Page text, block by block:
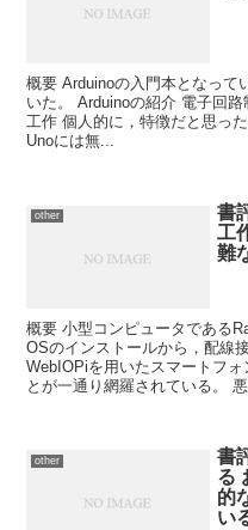
概要 Arduinoの入門本となって
いた。 Arduinoの紹介 電子回
工作 個人的に，特徴だと思っ
Unoには無...
other
書
工
難
概要 小型コンピュータである
OSのインストールから，配線
WebIOPiを用いたスマートフ
とが一通り網羅されている。 悪
other
書
る
的
い